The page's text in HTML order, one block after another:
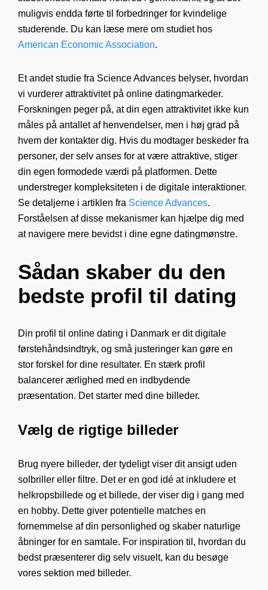
muligvis endda førte til forbedringer for kvindelige
studerende. Du kan læse mere om studiet hos
American Economic Association.
Et andet studie fra Science Advances belyser, hvordan
vi vurderer attraktivitet på online datingmarkeder.
Forskningen peger på, at din egen attraktivitet ikke kun
måles på antallet af henvendelser, men i høj grad på
hvem der kontakter dig. Hvis du modtager beskeder fra
personer, der selv anses for at være attraktive, stiger
din egen formodede værdi på platformen. Dette
understreger kompleksiteten i de digitale interaktioner.
Se detaljerne i artiklen fra Science Advances.
Forståelsen af disse mekanismer kan hjælpe dig med
at navigere mere bevidst i dine egne datingmønstre.
Sådan skaber du den
bedste profil til dating
Din profil til online dating i Danmark er dit digitale
førstehåndsindtryk, og små justeringer kan gøre en
stor forskel for dine resultater. En stærk profil
balancerer ærlighed med en indbydende
præsentation. Det starter med dine billeder.
Vælg de rigtige billeder
Brug nyere billeder, der tydeligt viser dit ansigt uden
solbriller eller filtre. Det er en god idé at inkludere et
helkropsbillede og et billede, der viser dig i gang med
en hobby. Dette giver potentielle matches en
fornemmelse af din personlighed og skaber naturlige
åbninger for en samtale. For inspiration til, hvordan du
bedst præsenterer dig selv visuelt, kan du besøge
vores sektion med billeder.